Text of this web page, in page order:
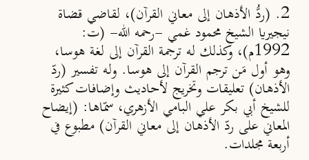
2. (ردُّ الأذهان إلى معاني القرآن)، لقاضي قضاة
نيجيريا الشيخ محمود غمي -رحمه الله- (ت:
1992م)، وكذلك له ترجمة القرآن إلى لغة هوسا،
وهو أول مَن ترجم القرآن إلى هوسا. وله تفسير (ردّ
الأذهان) تعليقات وتخريج لأحاديث وإضافات كثيرة
للشيخ أبي بكر علي البامي الأزهري، سمّاها: (إيضاح
المعاني على ردّ الأذهان إلى معاني القرآن) مطبوع في
أربعة مجلدات.